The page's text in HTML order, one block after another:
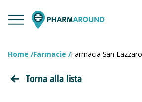
Home Farmacie Farmacia San Lazzaro
Torna alla lista